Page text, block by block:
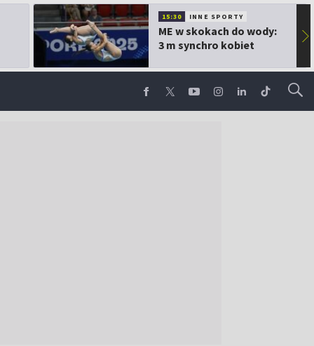
15:30 INNE SPORTY
ME w skokach do wody:
3 m synchro kobiet
▶